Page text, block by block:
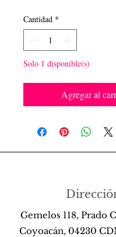
Cantidad *
Solo 1 disponible(s)
Agregar al
Gemelos 118, Prado
Coyoacán, 04230